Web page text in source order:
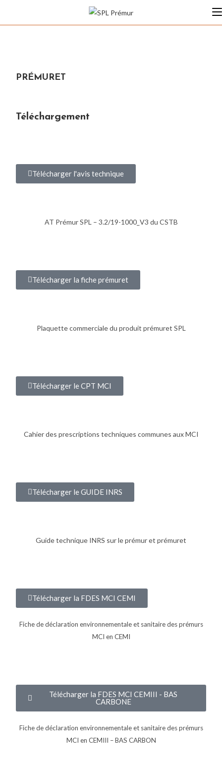
PRÉMURET
Téléchargement
Télécharger l'avis technique
AT Prémur SPL – 3.2/19-1000_V3 du CSTB
Télécharger la fiche prémuret
Plaquette commerciale du produit prémuret SPL
Télécharger le CPT MCI
Cahier des prescriptions techniques communes aux MCI
Télécharger le GUIDE INRS
Guide technique INRS sur le prémur et prémuret
Télécharger la FDES MCI CEMI
Fiche de déclaration environnementale et sanitaire des prémurs
MCI en CEMI
Télécharger la FDES MCI CEMIII - BAS
CARBONE
Fiche de déclaration environnementale et sanitaire des prémurs
MCI en CEMIII – BAS CARBON